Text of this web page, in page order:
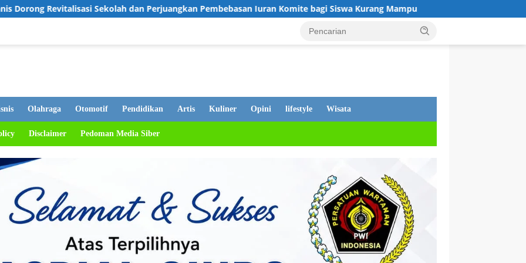
dan Perjuangkan Pembebasan Iuran Komite bagi Siswa Kurang Mampu Tanggapan Dewan Andi Putra, Tentang
Olahraga Otomotif Pendidikan Artis Kuliner Opini lifestyle Wisata
Disclaimer Pedoman Media Siber